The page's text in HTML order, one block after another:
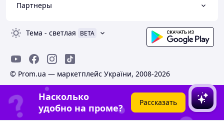
Партнеры
Тема - светлая BETA
© Prom.ua — маркетплейс України, 2008-2026
Насколько
удобно на проме?
Рассказать